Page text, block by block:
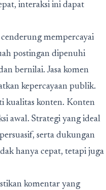
interaksi ini dapat
mempercayai
postingan dipenuhi
bernilai. Jasa komen
kepercayaan publik.
kualitas konten. Konten
awal. Strategi yang ideal
serta dukungan
hanya cepat, tetapi juga
komentar yang